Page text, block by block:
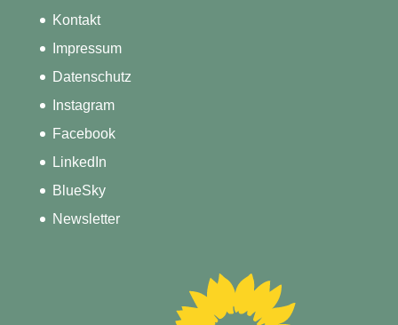
Kontakt
Impressum
Datenschutz
Instagram
Facebook
LinkedIn
BlueSky
Newsletter